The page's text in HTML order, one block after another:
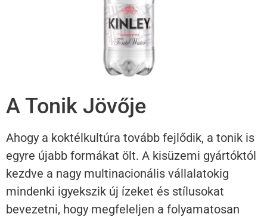
A Tonik Jövője
Ahogy a koktélkultúra tovább fejlődik, a tonik is
egyre újabb formákat ölt. A kisüzemi gyártóktól
kezdve a nagy multinacionális vállalatokig
mindenki igyekszik új ízeket és stílusokat
bevezetni, hogy megfeleljen a folyamatosan